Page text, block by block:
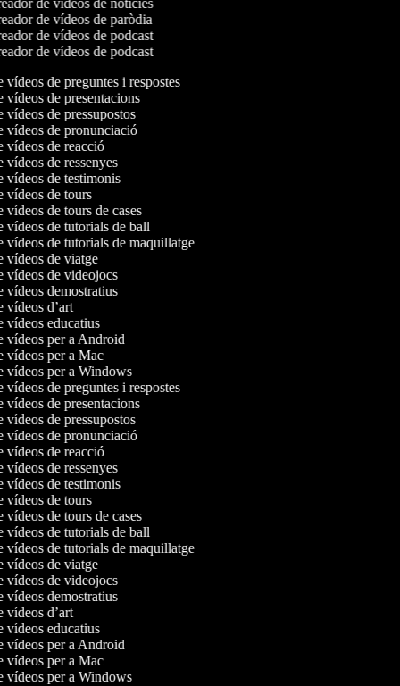
de vídeos de notícies
de vídeos de paròdia
de vídeos de podcast
de vídeos de podcast
vídeos de preguntes i respostes
vídeos de presentacions
vídeos de pressupostos
vídeos de pronunciació
vídeos de reacció
vídeos de ressenyes
vídeos de testimonis
vídeos de tours
vídeos de tours de cases
vídeos de tutorials de ball
vídeos de tutorials de maquillatge
vídeos de viatge
vídeos de videojocs
vídeos demostratius
vídeos d’art
vídeos educatius
vídeos per a Android
vídeos per a Mac
vídeos per a Windows
vídeos de preguntes i respostes
vídeos de presentacions
vídeos de pressupostos
vídeos de pronunciació
vídeos de reacció
vídeos de ressenyes
vídeos de testimonis
vídeos de tours
vídeos de tours de cases
vídeos de tutorials de ball
vídeos de tutorials de maquillatge
vídeos de viatge
vídeos de videojocs
vídeos demostratius
vídeos d’art
vídeos educatius
vídeos per a Android
vídeos per a Mac
vídeos per a Windows